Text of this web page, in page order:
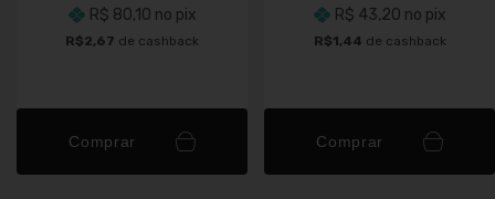
R$ 80,10 no pix
R$2,67 de cashback
Comprar
R$ 43,20 no pix
R$1,44 de cashback
Comprar